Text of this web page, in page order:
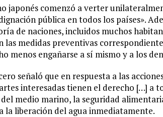
japonés comenzó a verter
pública en todos los países».
de naciones, incluidos muchos
las medidas preventivas
menos engañarse a sí mismo y a los
señaló que en respuesta a las
interesadas tienen el derecho […] a
medio marino, la seguridad
la liberación del agua inmediatamente.